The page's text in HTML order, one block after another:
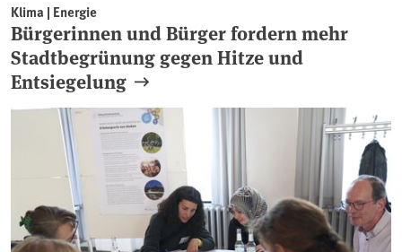
Klima | Energie
Bürgerinnen und Bürger fordern mehr
Stadtbegrünung gegen Hitze und
Entsiegelung